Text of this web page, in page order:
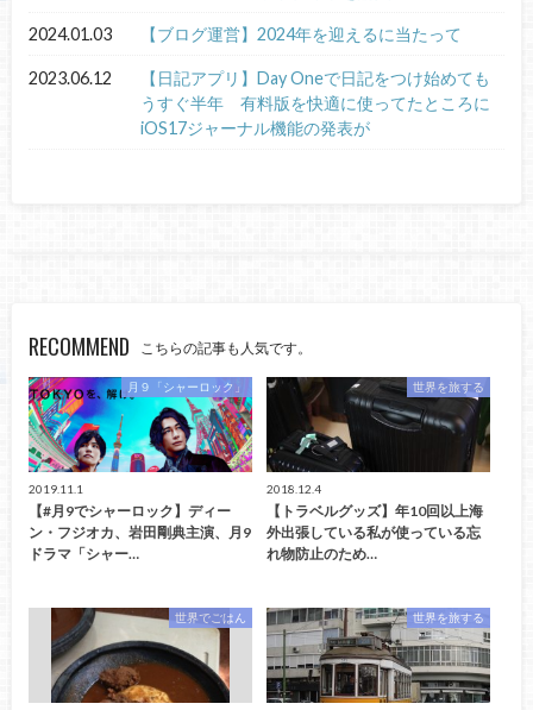
2024.01.03 【ブログ運営】2024年を迎えるに当たって
2023.06.12
【日記アプリ】Day Oneで日記をつけ始めても
うすぐ半年 有料版を快適に使ってたところに
iOS17ジャーナル機能の発表が
RECOMMEND こちらの記事も人気です。
月９「シャーロック」
2019.11.1
【#月9でシャーロック】ディー
ン・フジオカ、岩田剛典主演、月9
ドラマ「シャー…
世界を旅する
2018.12.4
【トラベルグッズ】年10回以上海
外出張している私が使っている忘
れ物防止のため…
世界でごはん 世界を旅する